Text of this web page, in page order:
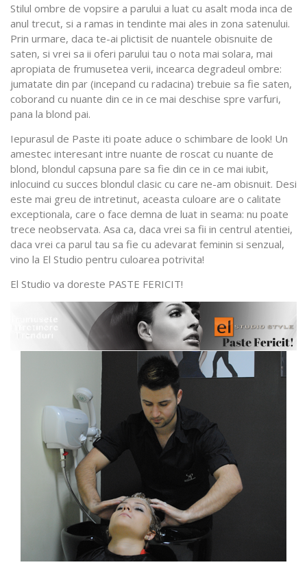
Stilul ombre de vopsire a parului a luat cu asalt moda inca de
anul trecut, si a ramas in tendinte mai ales in zona satenului.
Prin urmare, daca te-ai plictisit de nuantele obisnuite de
saten, si vrei sa ii oferi parului tau o nota mai solara, mai
apropiata de frumusetea verii, incearca degradeul ombre:
jumatate din par (incepand cu radacina) trebuie sa fie saten,
coborand cu nuante din ce in ce mai deschise spre varfuri,
pana la blond pai.
Iepurasul de Paste iti poate aduce o schimbare de look! Un
amestec interesant intre nuante de roscat cu nuante de
blond, blondul capsuna pare sa fie din ce in ce mai iubit,
inlocuind cu succes blondul clasic cu care ne-am obisnuit. Desi
este mai greu de intretinut, aceasta culoare are o calitate
exceptionala, care o face demna de luat in seama: nu poate
trece neobservata. Asa ca, daca vrei sa fii in centrul atentiei,
daca vrei ca parul tau sa fie cu adevarat feminin si senzual,
vino la El Studio pentru culoarea potrivita!
El Studio va doreste PASTE FERICIT!